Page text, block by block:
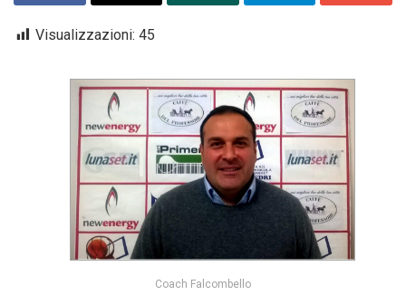
Visualizzazioni: 45
Coach Falcombello